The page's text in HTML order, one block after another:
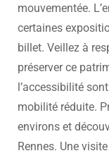
mouvementée.
certaines
billet. Veillez à
préserver ce
l’accessibilité
mobilité réduite.
environs et
Rennes. Une